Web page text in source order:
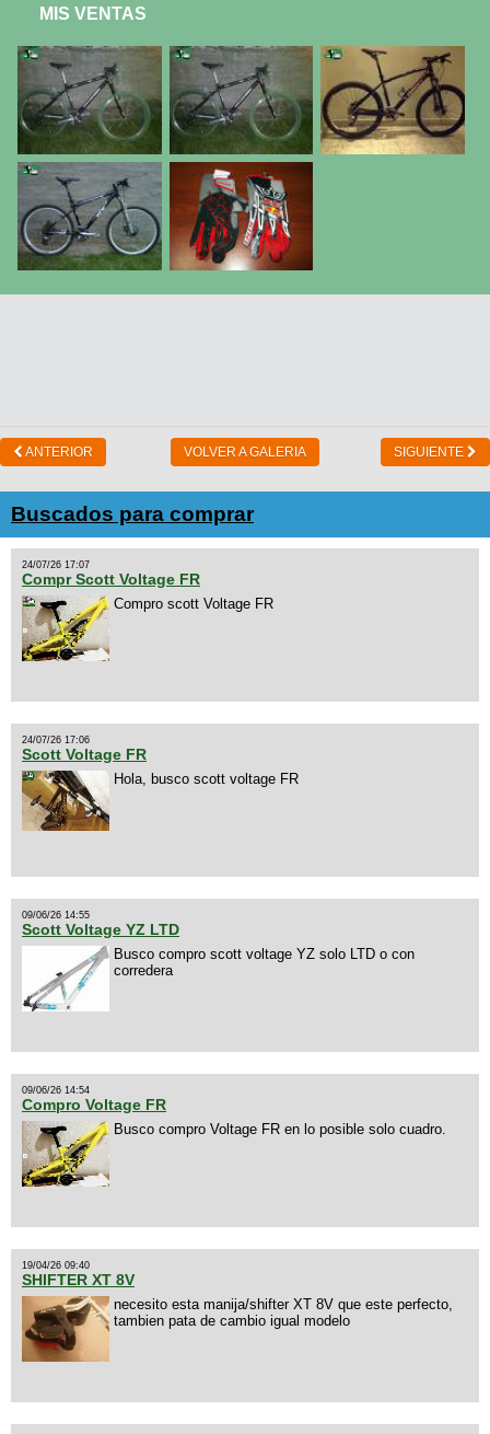
MIS VENTAS
ANTERIOR VOLVER A GALERIA SIGUIENTE
Buscados para comprar
24/07/26 17:07
Compr Scott Voltage FR
Compro scott Voltage FR
24/07/26 17:06
Scott Voltage FR
Hola, busco scott voltage FR
09/06/26 14:55
Scott Voltage YZ LTD
Busco compro scott voltage YZ solo LTD o con
corredera
09/06/26 14:54
Compro Voltage FR
Busco compro Voltage FR en lo posible solo cuadro.
19/04/26 09:40
SHIFTER XT 8V
necesito esta manija/shifter XT 8V que este perfecto,
tambien pata de cambio igual modelo